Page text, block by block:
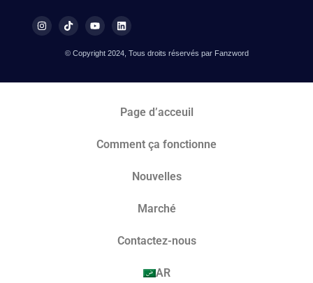
© Copyright 2024, Tous droits réservés par Fanzword
Page d’acceuil
Comment ça fonctionne
Nouvelles
Marché​
Contactez-nous
AR